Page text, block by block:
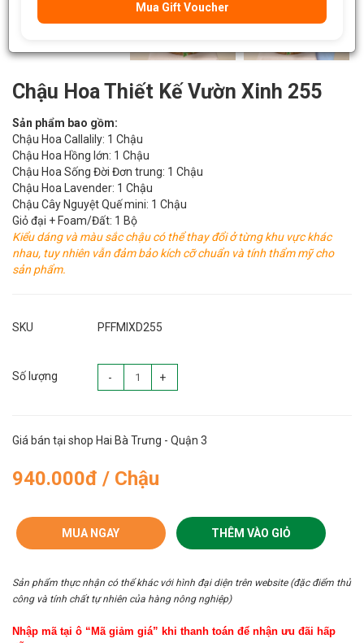
Chậu Hoa Thiết Kế Vườn Xinh 255
Sản phẩm bao gồm:
Chậu Hoa Callalily: 1 Chậu
Chậu Hoa Hồng lớn: 1 Chậu
Chậu Hoa Sống Đời Đơn trung: 1 Chậu
Chậu Hoa Lavender: 1 Chậu
Chậu Cây Nguyệt Quế mini: 1 Chậu
Giỏ đại + Foam/Đất: 1 Bộ
Kiểu dáng và màu sắc chậu có thể thay đổi ở từng khu vực khác
nhau, tuy nhiên vẫn đảm bảo kích cỡ chuẩn và tính thẩm mỹ cho
sản phẩm.
SKU PFFMIXD255
Số lượng - +
Giá bán tại shop Hai Bà Trưng - Quận 3
940.000đ / Chậu
MUA NGAY THÊM VÀO GIỎ
Sản phẩm thực nhận có thể khác với hình đại diện trên website (đặc điểm thủ
công và tính chất tự nhiên của hàng nông nghiệp)
Nhập mã tại ô “Mã giảm giá” khi thanh toán để nhận ưu đãi hấp
Mua Gift Voucher